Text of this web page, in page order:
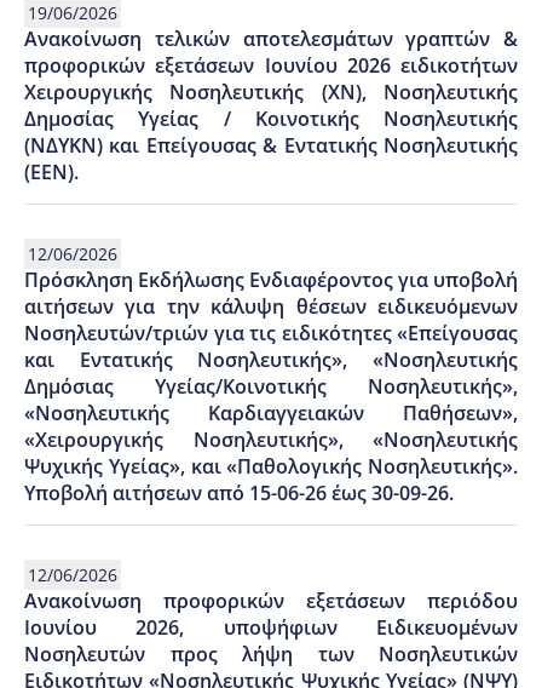
19/06/2026
Ανακοίνωση τελικών αποτελεσμάτων γραπτών &
προφορικών εξετάσεων Ιουνίου 2026 ειδικοτήτων
Χειρουργικής Νοσηλευτικής (ΧΝ), Νοσηλευτικής
Δημοσίας Υγείας / Κοινοτικής Νοσηλευτικής
(ΝΔΥΚΝ) και Επείγουσας & Εντατικής Νοσηλευτικής
(ΕΕΝ).
12/06/2026
Πρόσκληση Εκδήλωσης Ενδιαφέροντος για υποβολή
αιτήσεων για την κάλυψη θέσεων ειδικευόμενων
Νοσηλευτών/τριών για τις ειδικότητες «Επείγουσας
και Εντατικής Νοσηλευτικής», «Νοσηλευτικής
Δημόσιας Υγείας/Κοινοτικής Νοσηλευτικής»,
«Νοσηλευτικής Καρδιαγγειακών Παθήσεων»,
«Χειρουργικής Νοσηλευτικής», «Νοσηλευτικής
Ψυχικής Υγείας», και «Παθολογικής Νοσηλευτικής».
Υποβολή αιτήσεων από 15-06-26 έως 30-09-26.
12/06/2026
Ανακοίνωση προφορικών εξετάσεων περιόδου
Ιουνίου 2026, υποψήφιων Ειδικευομένων
Νοσηλευτών προς λήψη των Νοσηλευτικών
Ειδικοτήτων «Νοσηλευτικής Ψυχικής Υγείας» (ΝΨΥ)